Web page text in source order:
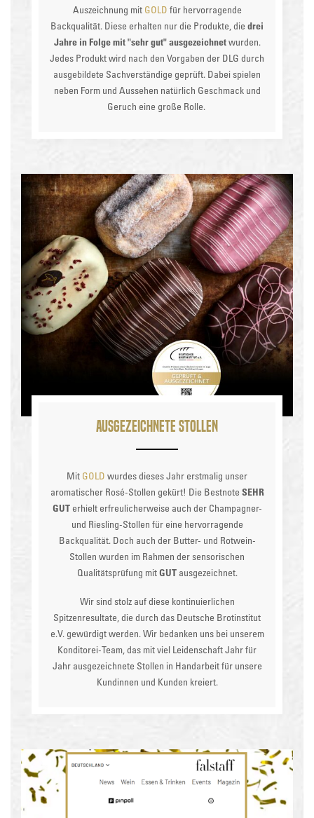
Auszeichnung mit GOLD für hervorragende
Backqualität. Diese erhalten nur die Produkte, die drei
Jahre in Folge mit "sehr gut" ausgezeichnetwurden.
Jedes Produkt wird nach den Vorgaben der DLG durch
ausgebildete Sachverständige geprüft. Dabei spielen
neben Form und Aussehen natürlich Geschmack und
Geruch eine große Rolle.
Ausgezeichnete Stollen
Mit GOLD wurdes dieses Jahr erstmalig unser
aromatischer Rosé-Stollen gekürt! Die Bestnote SEHR
GUTerhielt erfreulicherweise auch der Champagner-
und Riesling-Stollen für eine hervorragende
Backqualität. Doch auch der Butter- und Rotwein-
Stollen wurden im Rahmen der sensorischen
Qualitätsprüfung mitGUTausgezeichnet.
Wir sind stolz auf diese kontinuierlichen
Spitzenresultate, die durch das Deutsche Brotinstitut
e.V. gewürdigt werden. Wir bedanken uns bei unserem
Konditorei-Team, das mit viel Leidenschaft Jahr für
Jahr ausgezeichnete Stollen in Handarbeit für unsere
Kundinnen und Kunden kreiert.